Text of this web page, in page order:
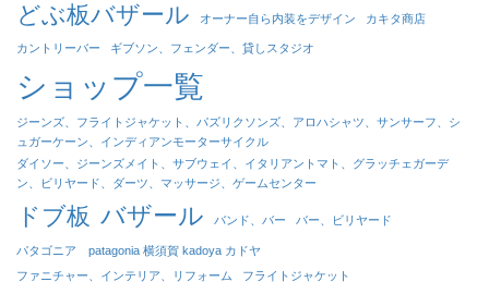
どぶ板バザール
オーナー自ら内装をデザイン カキタ商店
カントリーバー ギブソン、フェンダー、貸しスタジオ
ショップ一覧
ジーンズ、フライトジャケット、パズリクソンズ、アロハシャツ、サンサーフ、シ
ュガーケーン、インディアンモーターサイクル
ダイソー、ジーンズメイト、サブウェイ、イタリアントマト、グラッチェガーデ
ン、ビリヤード、ダーツ、マッサージ、ゲームセンター
ドブ板 バザール バンド、バー バー、ビリヤード
パタゴニア patagonia 横須賀 kadoya カドヤ
ファニチャー、インテリア、リフォーム
フライトジャケット